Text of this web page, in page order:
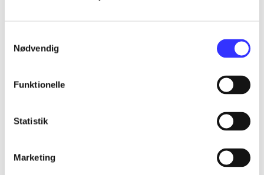
Nødvendig
Funktionelle
Statistik
Marketing